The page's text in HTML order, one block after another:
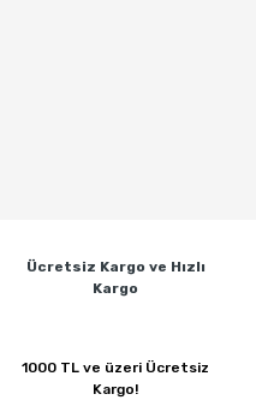
Ücretsiz Kargo ve Hızlı
Kargo
1000 TL ve üzeri Ücretsiz
Kargo!